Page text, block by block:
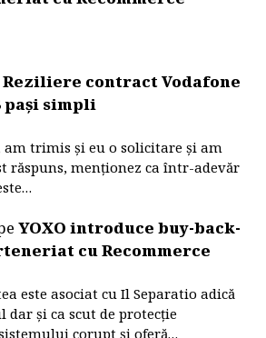
Reziliere contract Vodafone
pași simpli
am trimis și eu o solicitare și am
răspuns, menționez ca într-adevăr
YOXO introduce buy-back-
cu Recommerce
este asociat cu Il Separatio adică
dar și ca scut de protecție
corupt și oferă…